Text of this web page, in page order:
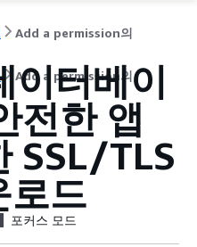
Add a permission의
Add a permission의
터베이
전한 앱
SSL/TLS
로드
포커스 모드